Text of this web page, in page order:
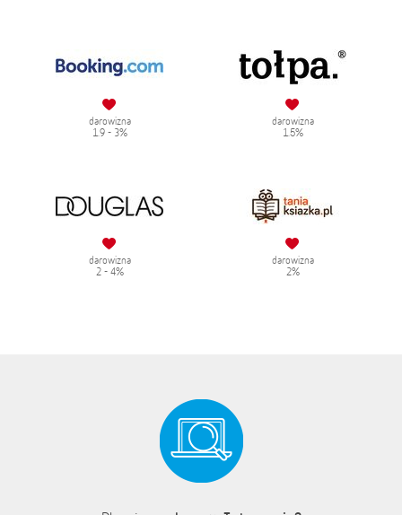
darowizna
1.9 - 3%
darowizna
1.5%
darowizna
2 - 4%
darowizna
2%